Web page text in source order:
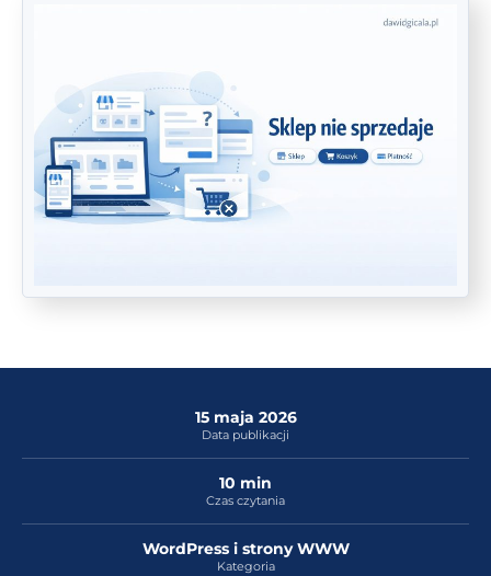
15 maja 2026
Data publikacji
10 min
Czas czytania
WordPress i strony WWW
Kategoria